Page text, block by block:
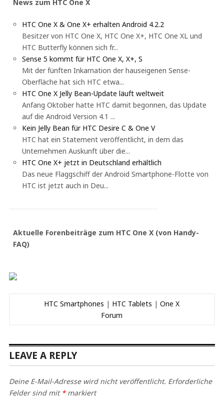
News zum HTC One X
HTC One X & One X+ erhalten Android 4.2.2
Besitzer von HTC One X, HTC One X+, HTC One XL und
HTC Butterfly können sich fr...
Sense 5 kommt für HTC One X, X+, S
Mit der fünften Inkarnation der hauseigenen Sense-
Oberfläche hat sich HTC etwa...
HTC One X Jelly Bean-Update läuft weltweit
Anfang Oktober hatte HTC damit begonnen, das Update
auf die Android Version 4.1 ...
Kein Jelly Bean für HTC Desire C & One V
HTC hat ein Statement veröffentlicht, in dem das
Unternehmen Auskunft über die...
HTC One X+ jetzt in Deutschland erhältlich
Das neue Flaggschiff der Android Smartphone-Flotte von
HTC ist jetzt auch in Deu...
Aktuelle Forenbeiträge zum HTC One X (von Handy-
FAQ)
HTC Smartphones | HTC Tablets |One X
Forum
LEAVE A REPLY
Deine E-Mail-Adresse wird nicht veröffentlicht. Erforderliche
Felder sind mit *markiert